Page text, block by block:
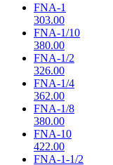
FNA-1
303.00
FNA-1/10
380.00
FNA-1/2
326.00
FNA-1/4
362.00
FNA-1/8
380.00
FNA-10
422.00
FNA-1-1/2